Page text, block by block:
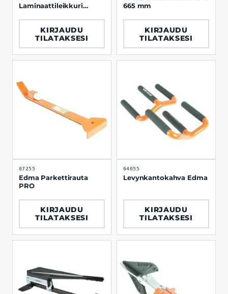
Laminaattileikkuri
KIRJAUDU
TILATAKSESI
665 mm
KIRJAUDU
TILATAKSESI
87255
Edma Parkettirauta
PRO
KIRJAUDU
TILATAKSESI
64055
Levynkantokahva Edma
KIRJAUDU
TILATAKSESI